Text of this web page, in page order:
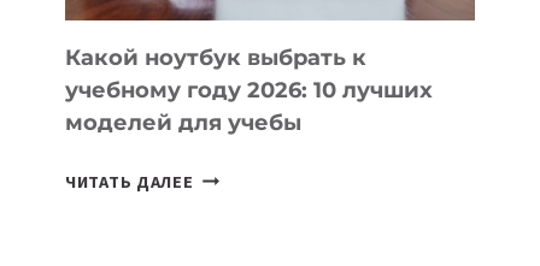
КОДА
Какой ноутбук выбрать к
учебному году 2026: 10 лучших
моделей для учебы
ЧИТАТЬ ДАЛЕЕ КАКОЙ